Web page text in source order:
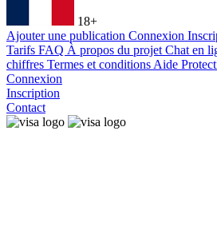
18+
Ajouter une publication Connexion
Tarifs FAQ À propos du projet Chat en
chiffres Termes et conditions Aide
Connexion
Inscription
Contact